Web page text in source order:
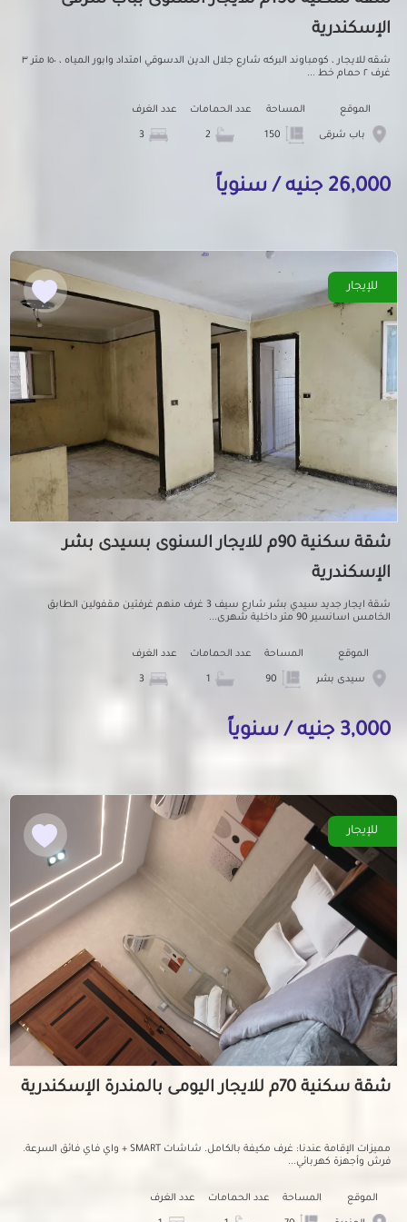
الإسكندرية
شقه للايجار ، كومباوند البركه شارع جلال الدين الدسوقي امتداد وابور المياه ، ١٥٠ متر ٣
غرف ٢ حمام خط ...
الموقع
باب شرقى
المساحة عدد الحمامات عدد الغرف
26,000 جنيه / سنوياً
للإيجار
شقة سكنية 90م للايجار السنوى بسيدى بشر
الإسكندرية
شقة ايجار جديد سيدي بشر شارع سيف 3 غرف منهم غرفتين مقفولين الطابق
الخامس اسانسير 90 متر داخلية شهرى...
الموقع
سيدى بشر
المساحة عدد الحمامات عدد الغرف
3,000 جنيه / سنوياً
للإيجار
شقة سكنية 70م للايجار اليومى بالمندرة الإسكندرية
مميزات الإقامة عندنا: غرف مكيفة بالكامل. شاشات SMART + واي فاي فائق السرعة.
فرش وأجهزة كهربائي...
الموقع المساحة عدد الحمامات عدد الغرف